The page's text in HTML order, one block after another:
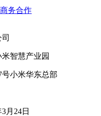
商务合作
智慧产业园
小米华东总部
月24日